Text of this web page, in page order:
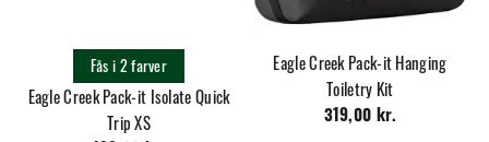
Eagle Creek Pack-it Isolate Quick
Trip XS
Fås i 2 farver
Eagle Creek Pack-it Hanging
Toiletry Kit
319,00 kr.